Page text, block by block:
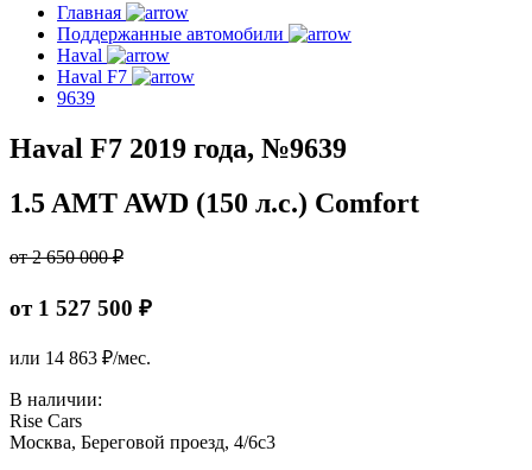
Главная
Поддержанные автомобили
Haval
Haval F7
9639
Haval F7 2019 года, №9639
1.5 AMT AWD (150 л.с.) Comfort
от 2 650 000 ₽
от 1 527 500 ₽
или 14 863 ₽/мес.
В наличии:
Rise Cars
Москва, Береговой проезд, 4/6с3